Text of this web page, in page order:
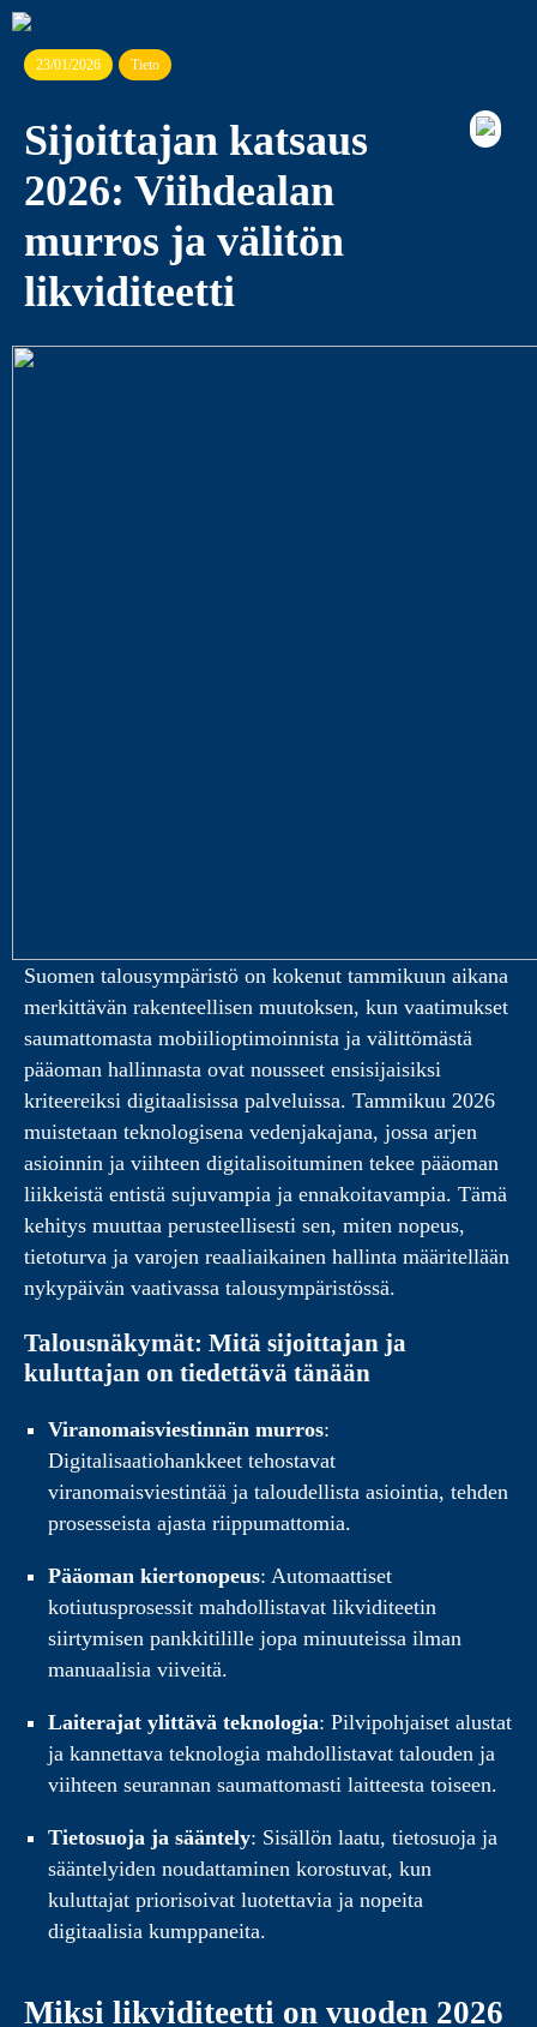
23/01/2026 Tieto
Sijoittajan katsaus
2026: Viihdealan
murros ja välitön
likviditeetti
Suomen talousympäristö on kokenut tammikuun aikana
merkittävän rakenteellisen muutoksen, kun vaatimukset
saumattomasta mobiilioptimoinnista ja välittömästä
pääoman hallinnasta ovat nousseet ensisijaisiksi
kriteereiksi digitaalisissa palveluissa. Tammikuu 2026
muistetaan teknologisena vedenjakajana, jossa arjen
asioinnin ja viihteen digitalisoituminen tekee pääoman
liikkeistä entistä sujuvampia ja ennakoitavampia. Tämä
kehitys muuttaa perusteellisesti sen, miten nopeus,
tietoturva ja varojen reaaliaikainen hallinta määritellään
nykypäivän vaativassa talousympäristössä.
Talousnäkymät: Mitä sijoittajan ja
kuluttajan on tiedettävä tänään
Viranomaisviestinnän murros:
Digitalisaatiohankkeet tehostavat
viranomaisviestintää ja taloudellista asiointia, tehden
prosesseista ajasta riippumattomia.
Pääoman kiertonopeus: Automaattiset
kotiutusprosessit mahdollistavat likviditeetin
siirtymisen pankkitilille jopa minuuteissa ilman
manuaalisia viiveitä.
Laiterajat ylittävä teknologia: Pilvipohjaiset alustat
ja kannettava teknologia mahdollistavat talouden ja
viihteen seurannan saumattomasti laitteesta toiseen.
Tietosuoja ja sääntely: Sisällön laatu, tietosuoja ja
sääntelyiden noudattaminen korostuvat, kun
kuluttajat priorisoivat luotettavia ja nopeita
digitaalisia kumppaneita.
Miksi likviditeetti on vuoden 2026